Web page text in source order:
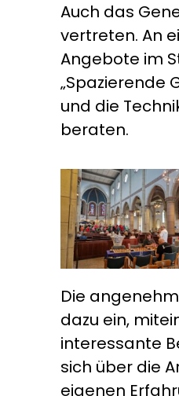
Auch das
vertreten. An
Angebote im
„Spazierende
und die
beraten.
Die
dazu ein,
interessante
sich über die
eigenen